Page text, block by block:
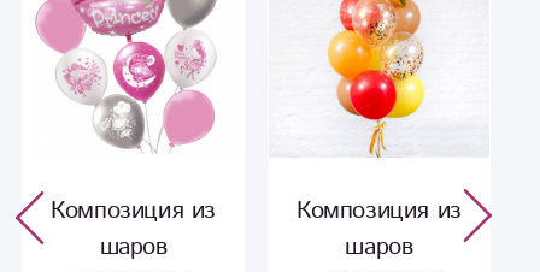
Композиция из
шаров
Композиция из
шаров